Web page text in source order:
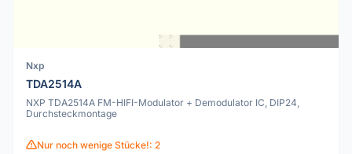
Nxp
TDA2514A
NXP TDA2514A FM-HIFI-Modulator + Demodulator IC, DIP24,
Durchsteckmontage
Nur noch wenige Stücke!: 2